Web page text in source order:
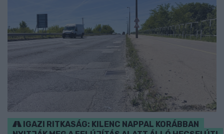
IGAZI RITKASÁG: KILENC NAPPAL KORÁBBAN